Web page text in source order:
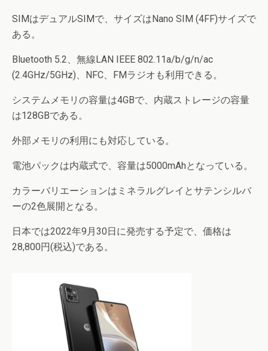
SIMはデュアルSIMで、サイズはNano SIM (4FF)サイズで
ある。
Bluetooth 5.2、無線LAN IEEE 802.11a/b/g/n/ac
(2.4GHz/5GHz)、NFC、FMラジオも利用できる。
システムメモリの容量は4GBで、内蔵ストレージの容量
は128GBである。
外部メモリの利用にも対応している。
電池パックは内蔵式で、容量は5000mAhとなっている。
カラーバリエーションはミネラルグレイとサテンシルバ
ーの2色展開となる。
日本では2022年9月30日に発売する予定で、価格は
28,800円(税込)である。